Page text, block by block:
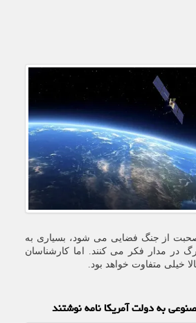
صحبت از جنگ فضایی می شود، بسیاری به
در مدار فکر می کنند. اما کارشناسان
خیلی متفاوت خواهد بود.